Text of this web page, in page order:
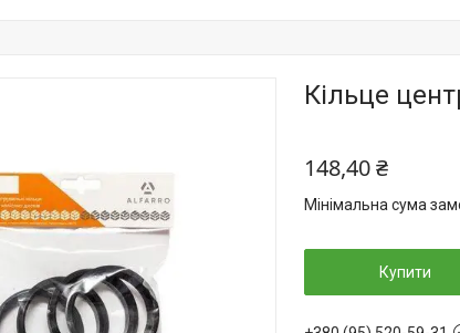
Кільце
148,40 ₴
Мінімальна сума
Купити